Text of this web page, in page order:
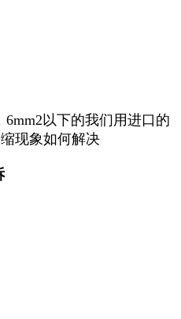
以下的我们用进口的
现象如何解决